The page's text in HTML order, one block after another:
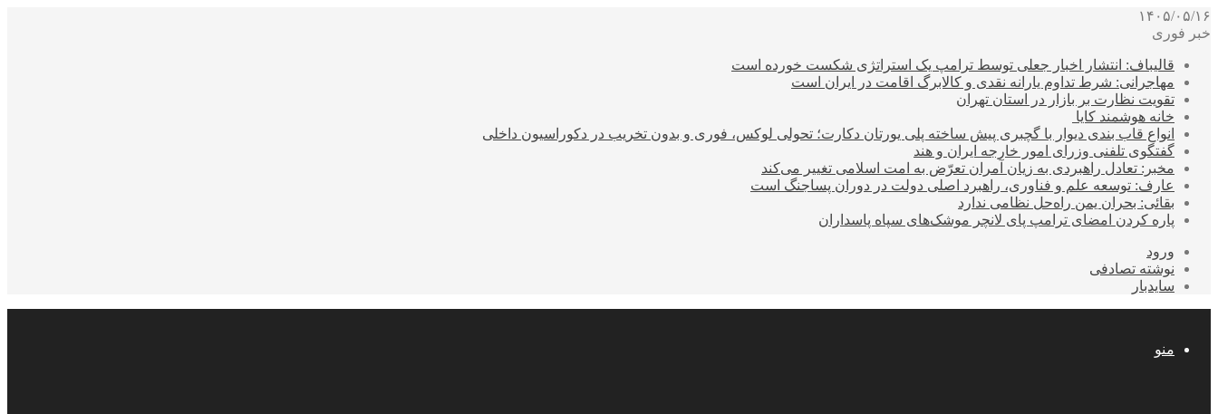
۱۴۰۵/۰۵/۱۶
خبر فوری
قالیباف: انتشار اخبار جعلی توسط ترامپ یک استراتژی شکست خورده است
مهاجرانی: شرط تداوم یارانه نقدی و کالابرگ اقامت در ایران است
تقویت نظارت بر بازار در استان تهران
خانه هوشمند کایا
انواع قاب بندی دیوار با گچبری پیش ساخته پلی یورتان دکارت؛ تحولی لوکس، فوری و بدون تخریب در دکوراسیون داخلی
گفتگوی تلفنی وزرای امور خارجه ایران و هند
مخبر: تعادل راهبردی به زیان آمران تعرّض به امت اسلامی تغییر می‌کند
عارف: توسعه علم و فناوری، راهبرد اصلی دولت در دوران پساجنگ است
بقائی: بحران یمن راه‌حل نظامی ندارد
پاره کردن امضای ترامپ پای لانچر موشک‌های سپاه پاسداران
ورود
نوشته تصادفی
سایدبار
منو